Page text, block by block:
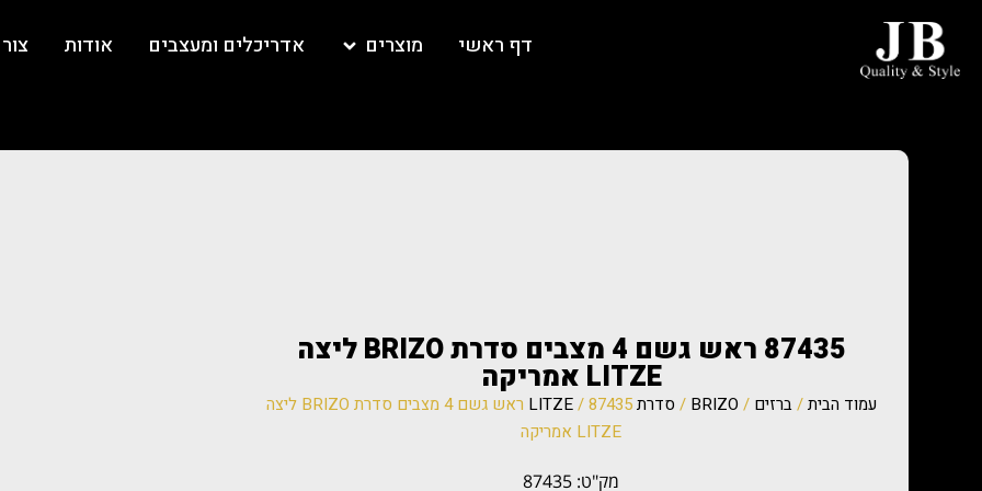
דף ראשי מוצרים אדריכלים ומעצבים אודות
87435 ראש גשם 4 מצבים סדרת BRIZO ליצה
LITZE אמריקה
עמוד הבית/ברזים /
BRIZO
/ סדרת LITZE
/ 87435 ראש גשם 4 מצבים סדרת BRIZO ליצה
LITZE אמריקה
מק"ט: 87435